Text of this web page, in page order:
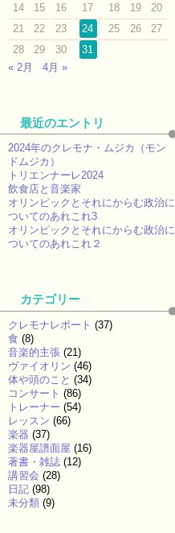
14
15 16 17 18 19
20
21
22 23 24 25 26
27
28
29 30
31
« 2月
4月 »
最近のエントリ
2024年のクレモナ・ムジカ（モン
ドムジカ）
トリエンナーレ2024
飲食店と音楽家
オリンピックとそれにからむ政治に
ついてのあれこれ3
オリンピックとそれにからむ政治に
ついてのあれこれ２
カテゴリー
クレモナレポート (37)
食 (8)
音楽的主張 (21)
ヴァイオリン (46)
体や頭のこと (34)
コンサート (86)
トレーナー (54)
レッスン (66)
楽器 (37)
楽器屋譜面屋 (16)
著書・雑誌 (12)
講習会 (28)
日記 (98)
未分類 (9)